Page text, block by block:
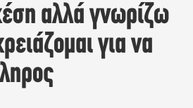
αλλά γνωρίζω
για να